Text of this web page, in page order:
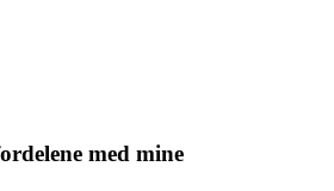
med mine